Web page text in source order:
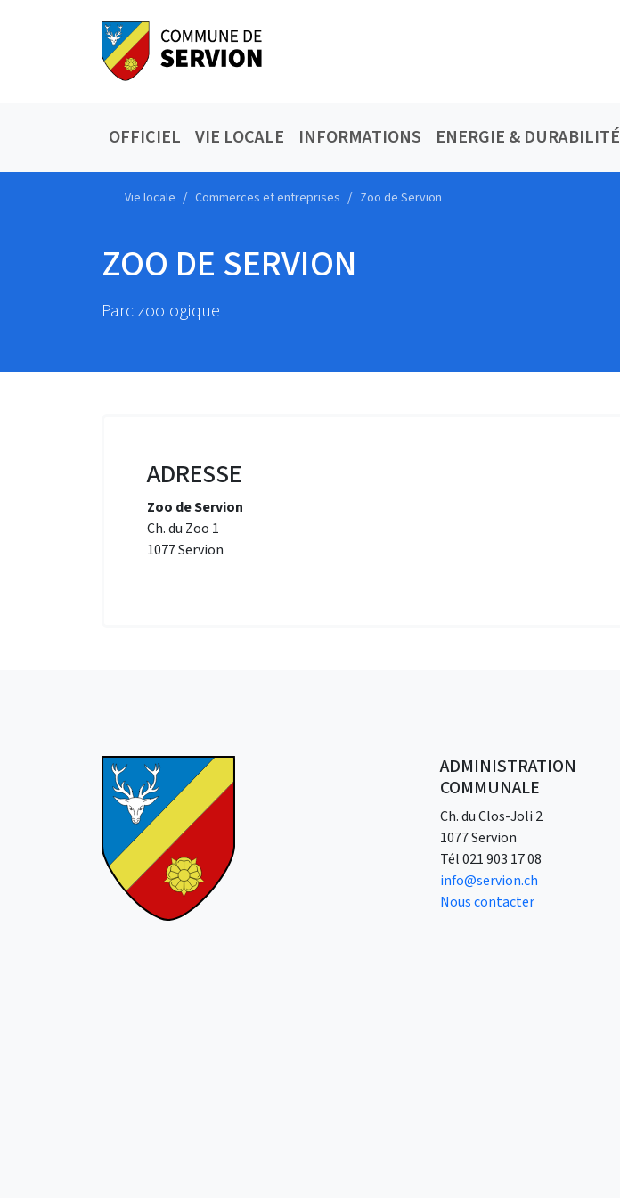
OFFICIEL VIE LOCALE INFORMATIONS ENERGIE & DURABILITÉ
Vie locale Commerces et entreprises Zoo de Servion
ZOO DE SERVION
Parc zoologique
ADRESSE
Zoo de Servion
Ch. du Zoo 1
1077 Servion
ADMINISTRATION
COMMUNALE
Ch. du Clos-Joli 2
1077 Servion
Tél021 903 17 08
info@servion.ch
Nous contacter